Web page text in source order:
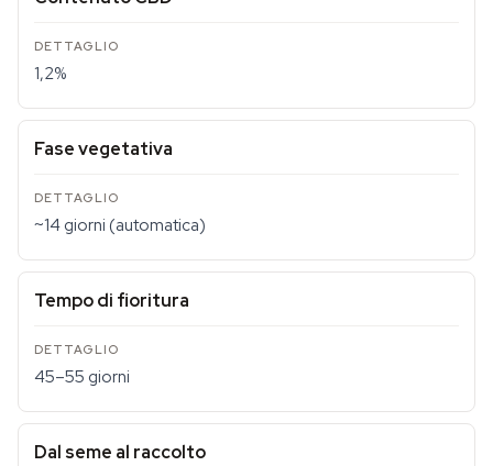
1,2%
Fase vegetativa
~14 giorni (automatica)
Tempo di fioritura
45–55 giorni
Dal seme al raccolto